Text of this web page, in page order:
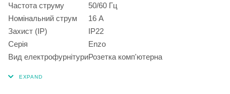
Частота струму
50/60 Гц
Номінальний струм
16 А
Захист (IP)
IP22
Серія
Enzo
Вид електрофурнітуриРозетка комп'ютерна